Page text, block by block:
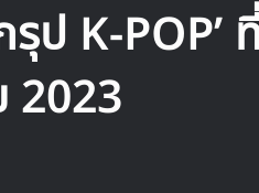
รุป K-
2023